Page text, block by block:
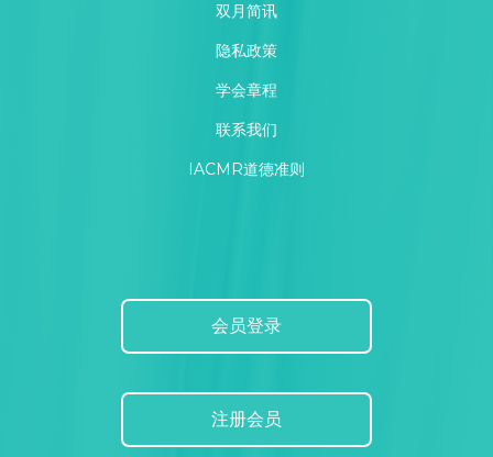
双月简讯
隐私政策
学会章程
联系我们
IACMR道德准则
会员登录
注册会员